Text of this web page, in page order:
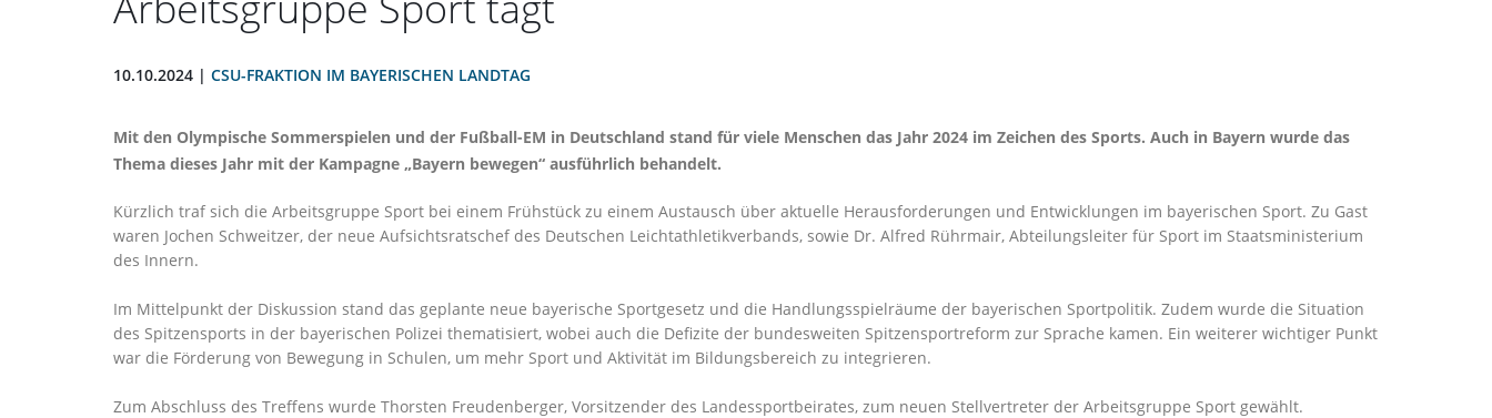
10.10.2024 | CSU-FRAKTION IM BAYERISCHEN LANDTAG
Mit den Olympische Sommerspielen und der Fußball-EM in Deutschland stand für viele Menschen das Jahr 2024 im Zeichen des Sports. Auch in Bayern wurde das
Thema dieses Jahr mit der Kampagne „Bayern bewegen“ ausführlich behandelt.
Kürzlich traf sich die Arbeitsgruppe Sport bei einem Frühstück zu einem Austausch über aktuelle Herausforderungen und Entwicklungen im bayerischen Sport. Zu Gast
waren Jochen Schweitzer, der neue Aufsichtsratschef des Deutschen Leichtathletikverbands, sowie Dr. Alfred Rührmair, Abteilungsleiter für Sport im Staatsministerium
des Innern.
Im Mittelpunkt der Diskussion stand das geplante neue bayerische Sportgesetz und die Handlungsspielräume der bayerischen Sportpolitik. Zudem wurde die Situation
des Spitzensports in der bayerischen Polizei thematisiert, wobei auch die Defizite der bundesweiten Spitzensportreform zur Sprache kamen. Ein weiterer wichtiger Punkt
war die Förderung von Bewegung in Schulen, um mehr Sport und Aktivität im Bildungsbereich zu integrieren.
Zum Abschluss des Treffens wurde Thorsten Freudenberger, Vorsitzender des Landessportbeirates, zum neuen Stellvertreter der Arbeitsgruppe Sport gewählt.